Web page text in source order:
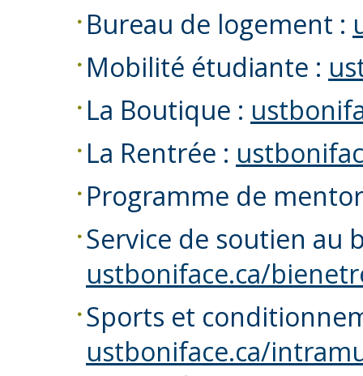
Bureau de logement :
Mobilité étudiante :
La Boutique :
La Rentrée :
Programme de
Service de soutien au
ustboniface.ca/
Sports et
ustboniface.ca/